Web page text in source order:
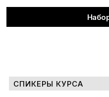
СПИКЕРЫ КУРСА